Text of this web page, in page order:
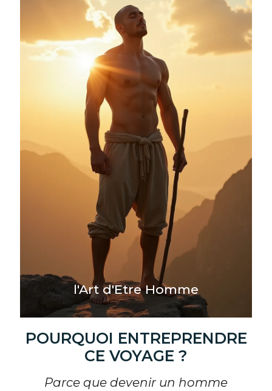
l'Art d'Etre Homme
POURQUOI ENTREPRENDRE
CE VOYAGE ?
Parce que devenir un homme